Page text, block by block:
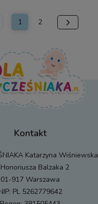
1 2
Kontakt
Katarzyna Wiśniewska
Balzaka 2
01-917 Warszawa
PL 5262779642